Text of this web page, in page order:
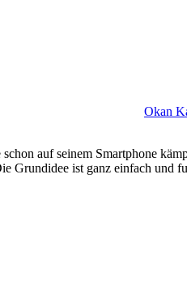
Okan
auf seinem Smartphone
Grundidee ist ganz einfach und